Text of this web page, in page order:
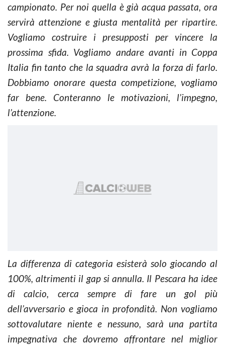
campionato. Per noi quella è già acqua passata, ora
servirà attenzione e giusta mentalità per ripartire.
Vogliamo costruire i presupposti per vincere la
prossima sfida. Vogliamo andare avanti in Coppa
Italia fin tanto che la squadra avrà la forza di farlo.
Dobbiamo onorare questa competizione, vogliamo
far bene. Conteranno le motivazioni, l’impegno,
l’attenzione.
La differenza di categoria esisterà solo giocando al
100%, altrimenti il gap si annulla. Il Pescara ha idee
di calcio, cerca sempre di fare un gol più
dell’avversario e gioca in profondità. Non vogliamo
sottovalutare niente e nessuno, sarà una partita
impegnativa che dovremo affrontare nel miglior